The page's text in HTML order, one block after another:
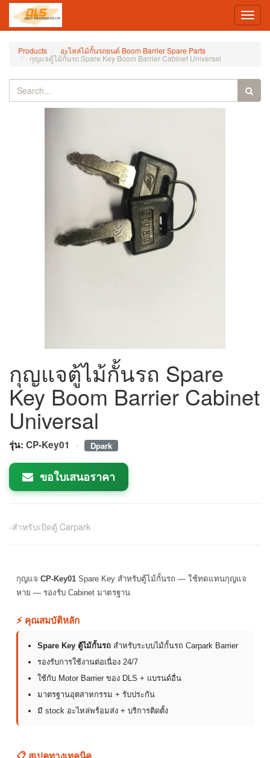
Products อะไหล่ไม้กั้นรถยนต์ Boom Barrier Spare Parts
กุญแจตู้ไม้กั้นรถ Spare Key Boom Barrier Cabinet Universal
กุญแจตู้ไม้กั้นรถ Spare
Key Boom Barrier Cabinet
Universal
รุ่น: CP-Key01 · Dpark
ขอใบเสนอราคา
-สำหรับเปิดตู้ Carpark
กุญแจ CP-Key01 Spare Key สำหรับตู้ไม้กั้นรถ — ใช้ทดแทนกุญแจ
หาย — รองรับ Cabinet มาตรฐาน
⚡ คุณสมบัติหลัก
Spare Key ตู้ไม้กั้นรถ สำหรับระบบไม้กั้นรถ Carpark Barrier
รองรับการใช้งานต่อเนื่อง 24/7
ใช้กับ Motor Barrier ของ DLS + แบรนด์อื่น
มาตรฐานอุตสาหกรรม + รับประกัน
มี stock อะไหล่พร้อมส่ง + บริการติดตั้ง